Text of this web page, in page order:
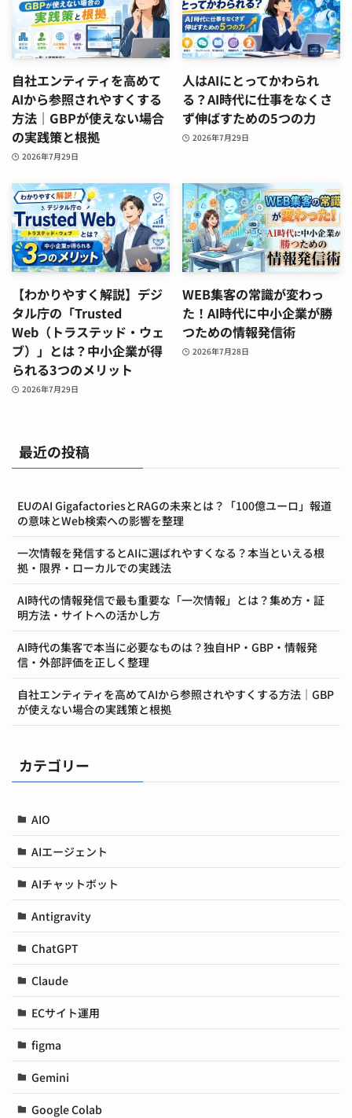
自社エンティティを高めて
AIから参照されやすくする
方法｜GBPが使えない場合
の実践策と根拠
2026年7月29日
人はAIにとってかわられ
る？AI時代に仕事をなくさ
ず伸ばすための5つの力
2026年7月29日
【わかりやすく解説】デジ
タル庁の「Trusted
Web（トラステッド・ウェ
ブ）」とは？中小企業が得
られる3つのメリット
2026年7月29日
WEB集客の常識が変わっ
た！AI時代に中小企業が勝
つための情報発信術
2026年7月28日
最近の投稿
EUのAI GigafactoriesとRAGの未来とは？「100億ユーロ」報道
の意味とWeb検索への影響を整理
一次情報を発信するとAIに選ばれやすくなる？本当といえる根
拠・限界・ローカルでの実践法
AI時代の情報発信で最も重要な「一次情報」とは？集め方・証
明方法・サイトへの活かし方
AI時代の集客で本当に必要なものは？独自HP・GBP・情報発
信・外部評価を正しく整理
自社エンティティを高めてAIから参照されやすくする方法｜GBP
が使えない場合の実践策と根拠
カテゴリー
AIO
AIエージェント
AIチャットボット
Antigravity
ChatGPT
Claude
ECサイト運用
figma
Gemini
Google Colab